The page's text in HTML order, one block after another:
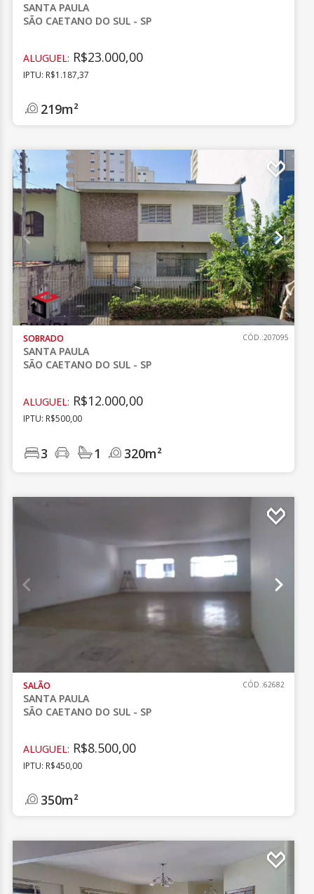
SANTA PAULA
SÃO CAETANO DO SUL - SP
ALUGUEL: R$23.000,00
IPTU: R$1.187,37
219m²
SOBRADO
SANTA PAULA
SÃO CAETANO DO SUL - SP
CÓD.:207095
ALUGUEL: R$12.000,00
IPTU: R$500,00
3 1 320m²
SALÃO
SANTA PAULA
SÃO CAETANO DO SUL - SP
CÓD.:62682
ALUGUEL: R$8.500,00
IPTU: R$450,00
350m²